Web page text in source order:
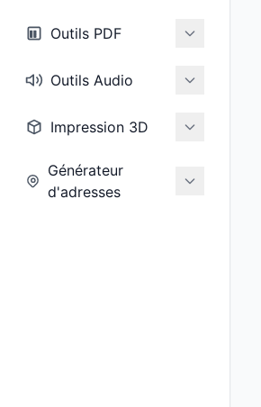
Outils PDF
Outils Audio
Impression 3D
Générateur
d'adresses